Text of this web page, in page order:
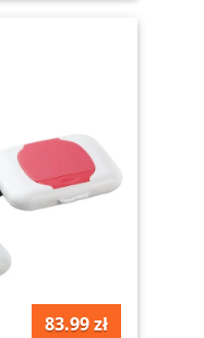
83.99 zł